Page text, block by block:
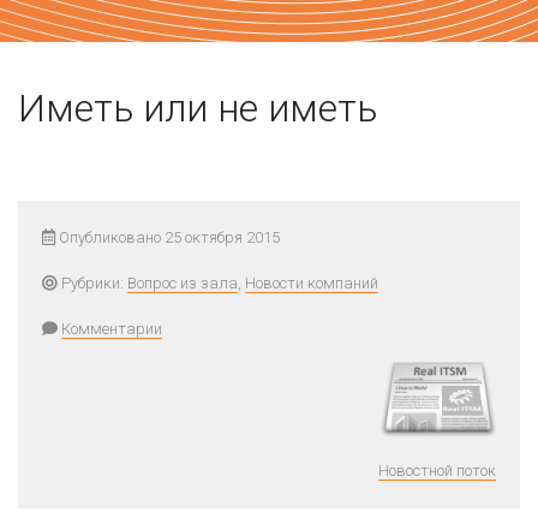
Иметь или не иметь
Опубликовано 25 октября 2015
Рубрики: Вопрос из зала, Новости компаний
Комментарии
Новостной поток